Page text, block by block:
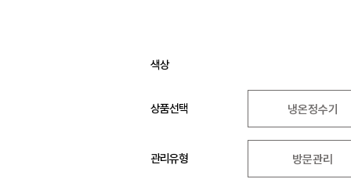
색상
상품선택 냉온정수기
관리유형 방문관리